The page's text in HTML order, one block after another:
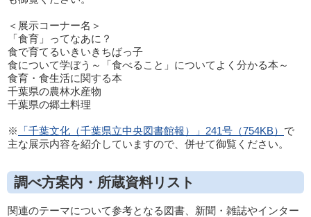
＜展示コーナー名＞
「食育」ってなあに？
食で育てるいきいきちばっ子
食について学ぼう～「食べること」についてよく分かる本～
食育・食生活に関する本
千葉県の農林水産物
千葉県の郷土料理
※ 「千葉文化（千葉県立中央図書館報）」241号（754KB） で
主な展示内容を紹介していますので、併せて御覧ください。
調べ方案内・所蔵資料リスト
関連のテーマについて参考となる図書、新聞・雑誌やインター